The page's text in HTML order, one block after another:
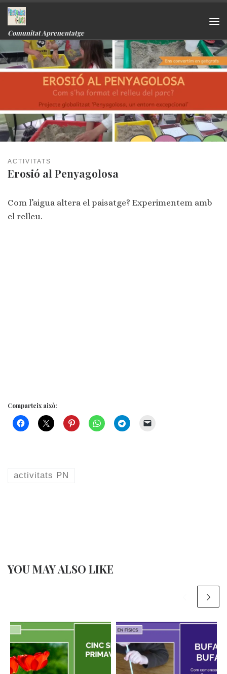
Skip to content
Comunitat Aprenentatge
ACTIVITATS
Erosió al Penyagolosa
Com l’aigua altera el paisatge? Experimentem amb
el relleu.
Comparteix això:
activitats PN
YOU MAY ALSO LIKE